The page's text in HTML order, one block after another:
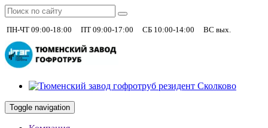
ПН-ЧТ 09:00-18:00 ПТ 09:00-17:00 СБ 10:00-14:00 ВС вых.
Toggle navigation